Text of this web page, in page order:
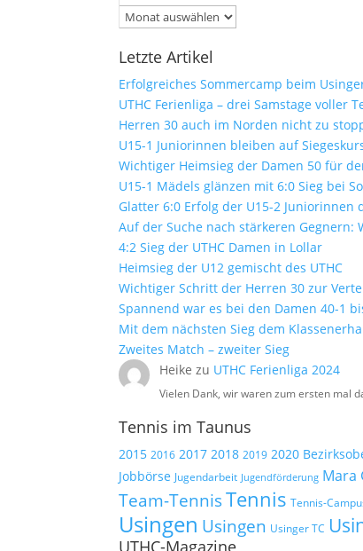
Beitragsarchiv
Letzte Artikel
Erfolgreiches Sommercamp beim
UTHC Ferienliga – drei Samstage voller
Herren 30 auch im Norden nicht zu
U15-1 Juniorinnen bleiben auf
Wichtiger Heimsieg der Damen 50 für
U15-1 Mädels glänzen mit 6:0 Sieg bei
Glatter 6:0 Erfolg der U15-2 Juniorinnen
Auf der Suche nach stärkeren Gegnern:
4:2 Sieg der UTHC Damen in Lollar
Heimsieg der U12 gemischt des UTHC
Wichtiger Schritt der Herren 30 zur
Spannend war es bei den Damen 40-1
Mit dem nächsten Sieg dem
Zweites Match – zweiter Sieg
Heike zu UTHC Ferienliga 2024
Vielen Dank, wir waren zum ersten mal
Tennis im Taunus
2015 2016 2017 2018 2019 2020
Jobbörse Jugendarbeit Jugendförderung Mara
Team-TennisTennis Tennis-
Usingen Usingen Usinger TC
UTHC-Magazine